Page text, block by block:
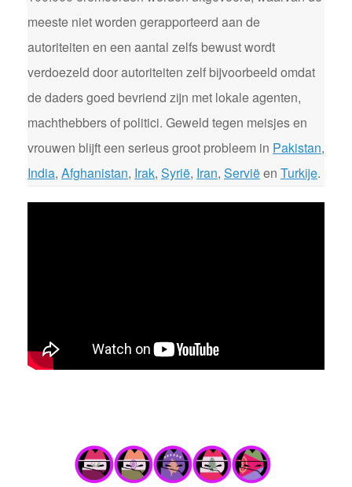
meeste niet worden gerapporteerd aan de
autoriteiten en een aantal zelfs bewust wordt
verdoezeld door autoriteiten zelf bijvoorbeeld omdat
de daders goed bevriend zijn met lokale agenten,
machthebbers of politici. Geweld tegen meisjes en
vrouwen blijft een serieus groot probleem in Pakistan,
India, Afghanistan, Irak, Syrië, Iran, Serviëen Turkije.